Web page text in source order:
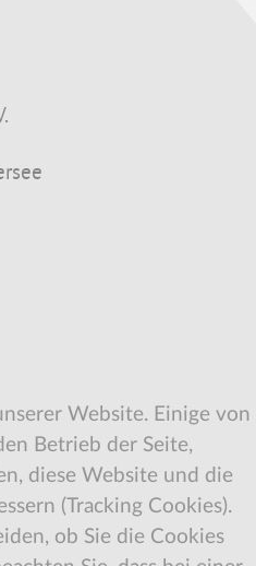
Website. Einige von
Betrieb der Seite,
diese Website und die
(Tracking Cookies).
ob Sie die Cookies